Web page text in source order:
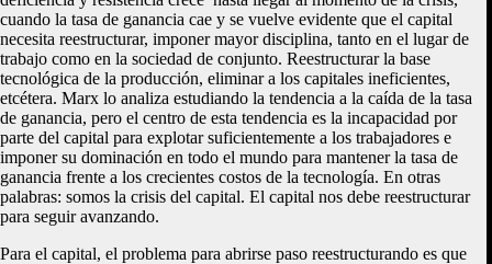
cuando la tasa de ganancia cae y se vuelve evidente que el capital
necesita reestructurar, imponer mayor disciplina, tanto en el lugar de
trabajo como en la sociedad de conjunto. Reestructurar la base
tecnológica de la producción, eliminar a los capitales ineficientes,
etcétera. Marx lo analiza estudiando la tendencia a la caída de la tasa
de ganancia, pero el centro de esta tendencia es la incapacidad por
parte del capital para explotar suficientemente a los trabajadores e
imponer su dominación en todo el mundo para mantener la tasa de
ganancia frente a los crecientes costos de la tecnología. En otras
palabras: somos la crisis del capital. El capital nos debe reestructurar
para seguir avanzando.
Para el capital, el problema para abrirse paso reestructurando es que